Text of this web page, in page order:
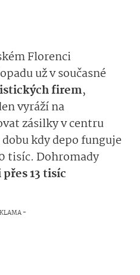
Florenci
už v současné
firem,
vyráží na
zásilky v centru
kdy depo funguje
tisíc. Dohromady
13 tisíc